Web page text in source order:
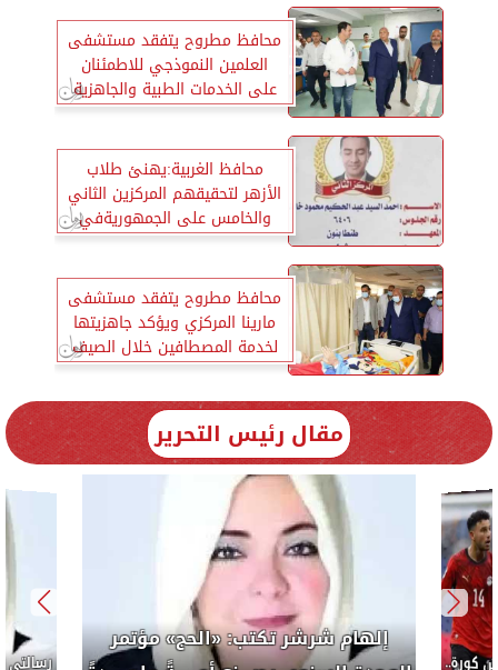
محافظ مطروح يتفقد مستشفى
العلمين النموذجي للاطمئنان
على الخدمات الطبية والجاهزية
المستمرة
محافظ الغربية:يهنئ طلاب
الأزهر لتحقيقهم المركزين الثاني
والخامس على الجمهوريةفي
علوم القراءات
محافظ مطروح يتفقد مستشفى
مارينا المركزي ويؤكد جاهزيتها
لخدمة المصطافين خلال الصيف
مقال رئيس التحرير
إلهام شرشر تكتب: «الحج» مؤتمر